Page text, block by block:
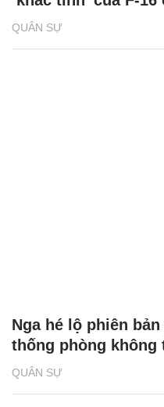
QUÂN SỰ
QUÂN SỰ
Nga hé lộ phiên
thống phòng không